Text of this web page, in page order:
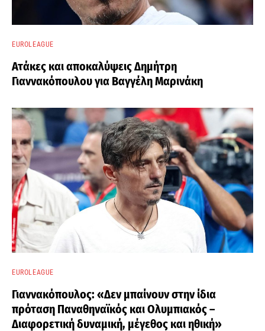
EUROLEAGUE
Ατάκες και αποκαλύψεις Δημήτρη
Γιαννακόπουλου για Βαγγέλη Μαρινάκη
EUROLEAGUE
Γιαννακόπουλος: «Δεν μπαίνουν στην ίδια
πρόταση Παναθηναϊκός και Ολυμπιακός –
Διαφορετική δυναμική, μέγεθος και ηθική»